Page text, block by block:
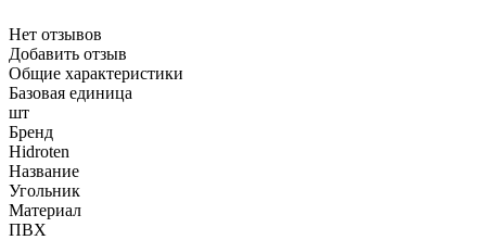
Нет отзывов
Добавить отзыв
Общие характеристики
Базовая единица
шт
Бренд
Hidroten
Название
Угольник
Материал
ПВХ